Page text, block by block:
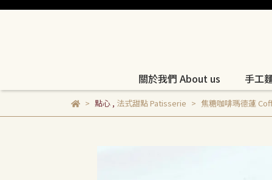
關於我們 About us 手工
點心, 法式甜點 Patisserie 焦糖咖啡瑪德蓮